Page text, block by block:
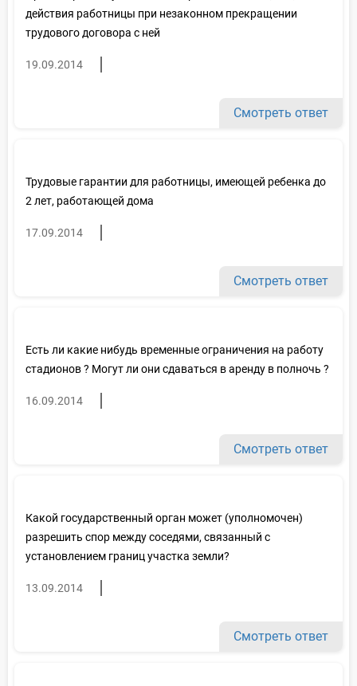
действия работницы при незаконном прекращении
трудового договора с ней
19.09.2014
Смотреть ответ
Трудовые гарантии для работницы, имеющей ребенка до
2 лет, работающей дома
17.09.2014
Смотреть ответ
Есть ли какие нибудь временные ограничения на работу
стадионов ? Могут ли они сдаваться в аренду в полночь ?
16.09.2014
Смотреть ответ
Какой государственный орган может (уполномочен)
разрешить спор между соседями, связанный с
установлением границ участка земли?
13.09.2014
Смотреть ответ